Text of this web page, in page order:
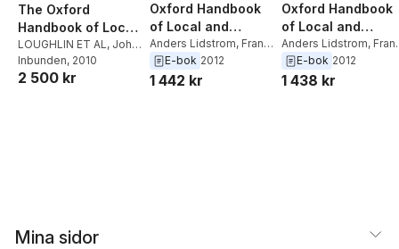
The Oxford
Handbook of Local
and Regional
Democracy in
Europe
LOUGHLIN ET AL, John
Loughlin,Frank
Hendriks,Anders
Inbunden, 2010
2 500 kr
Oxford Handbook
of Local and
Regional
Democracy in
Europe
Anders Lidstrom, Frank
Hendriks ,John
Loughlin
E-bok 2012
1 442 kr
Oxford Handbook
of Local and
Regional
Democracy in
Europe
Anders Lidstrom,
Hendriks ,John
Loughlin
E-bok 2012
1 438 kr
Mina sidor